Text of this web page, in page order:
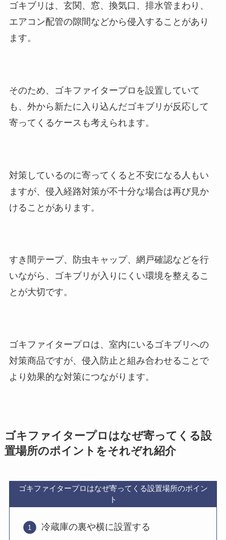
ゴキブリは、玄関、窓、換気口、排水管まわり、
エアコン配管の隙間などから侵入することがあり
ます。
そのため、ゴキファイタープロを設置していて
も、外から新たに入り込んだゴキブリが反応して
寄ってくるケースも考えられます。
対策しているのに寄ってくると不安になる人もい
ますが、侵入経路対策が不十分な場合は再び見か
けることがあります。
すき間テープ、防虫キャップ、網戸確認などを行
いながら、ゴキブリが入りにくい環境を整えるこ
とが大切です。
ゴキファイタープロは、室内にいるゴキブリへの
対策商品ですが、侵入防止と組み合わせることで
より効果的な対策につながります。
ゴキファイタープロはなぜ寄ってくる設
置場所のポイントをそれぞれ紹介
ゴキファイタープロはなぜ寄ってくる設置場所のポイン
ト
冷蔵庫の裏や横に設置する